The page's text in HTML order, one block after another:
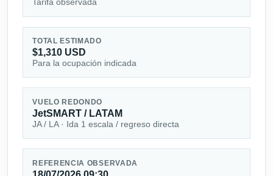
Tarifa observada
TOTAL ESTIMADO
$1,310 USD
Para la ocupación indicada
VUELO REDONDO
JetSMART / LATAM
JA / LA · Ida 1 escala / regreso directa
REFERENCIA OBSERVADA